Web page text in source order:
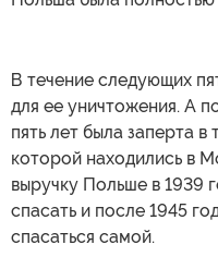
В течение следующих
для ее уничтожения. А
пять лет была заперта
которой находились в
выручку Польше в 1939
спасать и после 1945
спасаться самой.